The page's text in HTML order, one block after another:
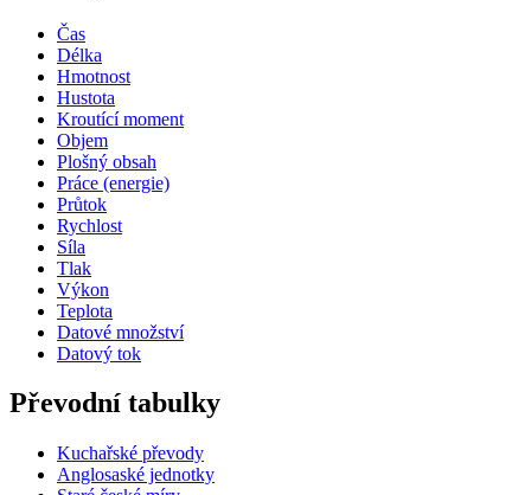
Čas
Délka
Hmotnost
Hustota
Kroutící moment
Objem
Plošný obsah
Práce (energie)
Průtok
Rychlost
Síla
Tlak
Výkon
Teplota
Datové množství
Datový tok
Převodní tabulky
Kuchařské převody
Anglosaské jednotky